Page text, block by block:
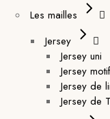
Les mailles
Jersey
Jersey uni
Jersey motif
Jersey de
Jersey de